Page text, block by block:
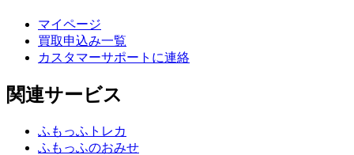
マイページ
買取申込み一覧
カスタマーサポートに連絡
関連サービス
ふもっふトレカ
ふもっふのおみせ